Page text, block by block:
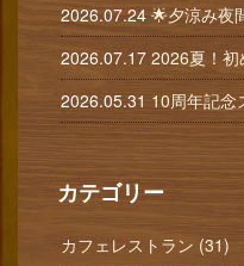
2026.07.24 🌟夕涼み夜
2026.07.17 2026夏！
2026.05.31 10周年記念
カテゴリー
カフェレストラン (31)